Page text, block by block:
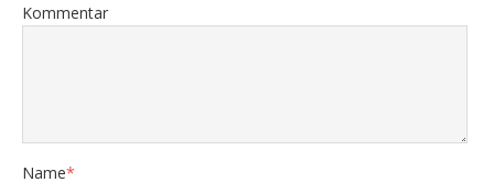
Kommentar
Name*